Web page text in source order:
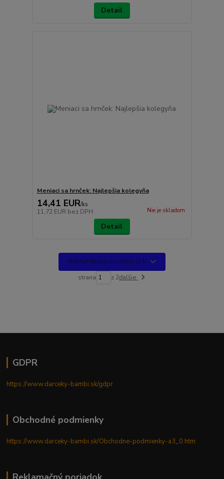
Detail
Meniaci sa hrnček: Najlepšia kolegyňa
14,41 EUR/ks
11,72 EUR bez DPH Nie je skladom
Detail
Načítať ďalšie produkty (14)
strana z 2ďalšie
GDPR
https://www.darceky-bambi.sk/gdpr
Obchodné podmienky
https://www.darceky-bambi.sk/Obchodne-podmienky-a3_0.htm